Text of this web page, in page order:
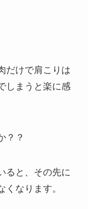
だけで肩こりは
しまうと楽に感
？？
ると、その先に
なります。